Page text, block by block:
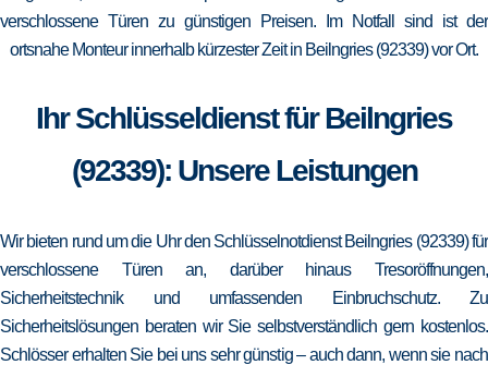
verschlossene Türen zu günstigen Preisen. Im Notfall sind ist der
ortsnahe Monteur innerhalb kürzester Zeit in Beilngries (92339) vor Ort.
Ihr Schlüsseldienst für Beilngries
(92339): Unsere Leistungen
Wir bieten rund um die Uhr den Schlüsselnotdienst Beilngries (92339) für
verschlossene Türen an, darüber hinaus Tresoröffnungen,
Sicherheitstechnik und umfassenden Einbruchschutz. Zu
Sicherheitslösungen beraten wir Sie selbstverständlich gern kostenlos.
Schlösser erhalten Sie bei uns sehr günstig – auch dann, wenn sie nach